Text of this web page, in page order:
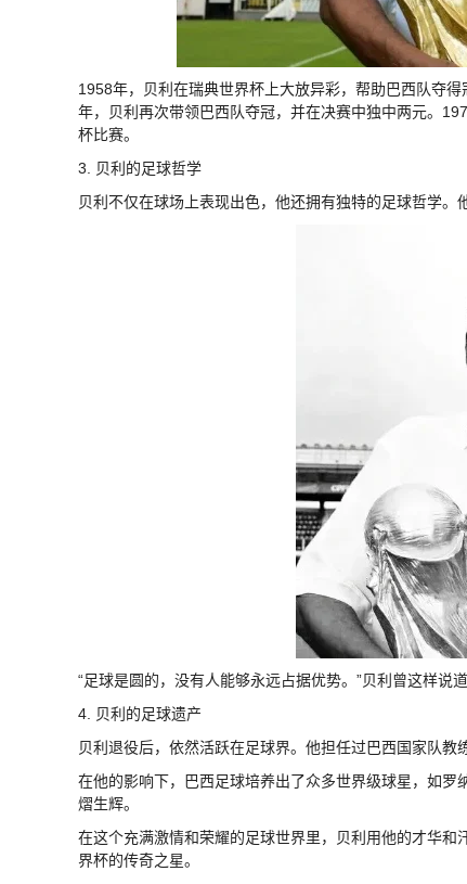
1958年，贝利在瑞典世界杯上大放异彩，帮助巴西队夺
年，贝利再次带领巴西队夺冠，并在决赛中独中两元。
杯比赛。
3. 贝利的足球哲学
贝利不仅在球场上表现出色，他还拥有独特的足球哲学。
“足球是圆的，没有人能够永远占据优势。”贝利曾这样说
4. 贝利的足球遗产
贝利退役后，依然活跃在足球界。他担任过巴西国家队教
在他的影响下，巴西足球培养出了众多世界级球星，如
熠生辉。
在这个充满激情和荣耀的足球世界里，贝利用他的才华
界杯的传奇之星。